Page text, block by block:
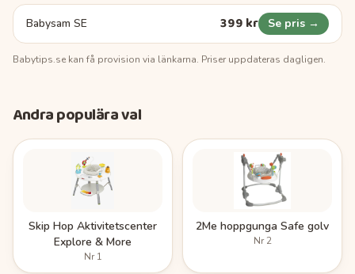
Babysam SE 399 kr Se pris →
Babytips.se kan få provision via länkarna. Priser uppdateras dagligen.
Andra populära val
Skip Hop Aktivitetscenter
Explore & More
Nr1
2Me hoppgunga Safe golv
Nr2